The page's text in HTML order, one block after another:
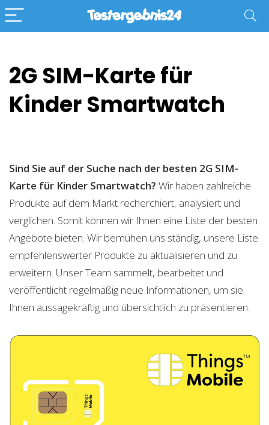
2G SIM-Karte für
Kinder Smartwatch
Sind Sie auf der Suche nach der besten 2G SIM-
Karte für Kinder Smartwatch? Wir haben zahlreiche
Produkte auf dem Markt recherchiert, analysiert und
verglichen. Somit können wir Ihnen eine Liste der besten
Angebote bieten. Wir bemühen uns ständig, unsere Liste
empfehlenswerter Produkte zu aktualisieren und zu
erweitern. Unser Team sammelt, bearbeitet und
veröffentlicht regelmäßig neue Informationen, um sie
Ihnen aussagekräftig und übersichtlich zu präsentieren.